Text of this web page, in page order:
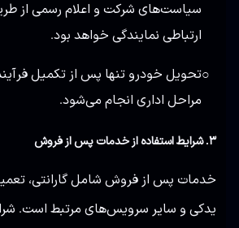
سیاست‌های شرکت و اعلام رسمی از
ارتباطی نمایندگی خواهد بود.
○تحویل خودرو تنها پس از تکمیل
مراحل اداری انجام می‌شود.
۳. شرایط استفاده از خدمات پس از فروش
خدمات پس از فروش شامل گارانتی،
یدکی و سایر سرویس‌های مرتبط است.